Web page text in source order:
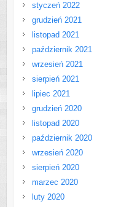
styczeń 2022
grudzień 2021
listopad 2021
październik 2021
wrzesień 2021
sierpień 2021
lipiec 2021
grudzień 2020
listopad 2020
październik 2020
wrzesień 2020
sierpień 2020
marzec 2020
luty 2020